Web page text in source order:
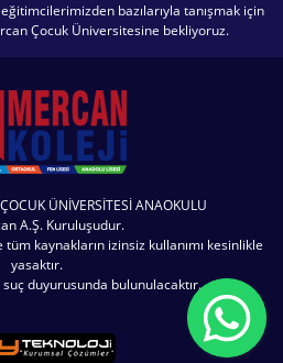
bazılarıyla tanışmak için
Çocuk Üniversitesine bekliyoruz.
ÜNİVERSİTESİ ANAOKULU
A.Ş. Kuruluşudur.
kaynakların izinsiz kullanımı kesinlikle
yasaktır.
duyurusunda bulunulacaktır.